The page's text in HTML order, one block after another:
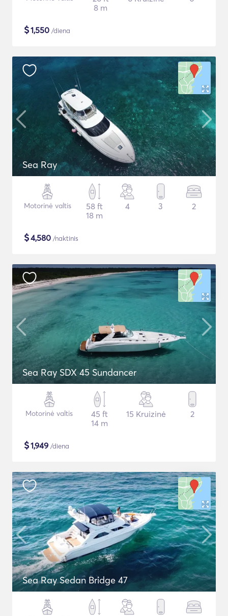
8 m
$1,550 /diena
Sea Ray
Motorinė valtis
58 ft
18 m
4 3 2
$4,580 /naktinis
Sea Ray SDX 45 Sundancer
Motorinė valtis
45 ft
14 m
15 Kruizinė 2
$1,949 /diena
Sea Ray Sedan Bridge 47